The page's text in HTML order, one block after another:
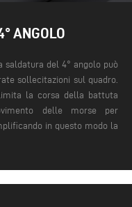
ANGOLO
saldatura del 4° angolo può
sollecitazioni sul quadro.
la corsa della battuta
delle morse per
in questo modo la